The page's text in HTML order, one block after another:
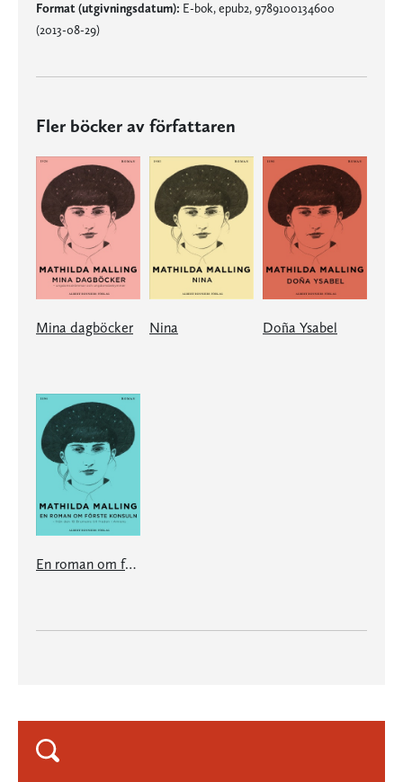
Format (utgivningsdatum): E-bok, epub2, 9789100134600
(2013-08-29)
Fler böcker av författaren
Mina dagböcker Nina Doña Ysabel
En roman om förste konsuln